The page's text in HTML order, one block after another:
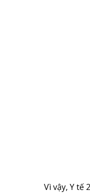
Vì vậy, Y tế